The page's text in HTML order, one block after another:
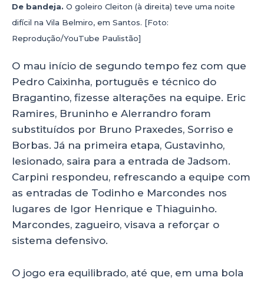
De bandeja. O goleiro Cleiton (à direita) teve uma noite
difícil na Vila Belmiro, em Santos. [Foto:
Reprodução/YouTube Paulistão]
O mau início de segundo tempo fez com que
Pedro Caixinha, português e técnico do
Bragantino, fizesse alterações na equipe. Eric
Ramires, Bruninho e Alerrandro foram
substituídos por Bruno Praxedes, Sorriso e
Borbas. Já na primeira etapa, Gustavinho,
lesionado, saira para a entrada de Jadsom.
Carpini respondeu, refrescando a equipe com
as entradas de Todinho e Marcondes nos
lugares de Igor Henrique e Thiaguinho.
Marcondes, zagueiro, visava a reforçar o
sistema defensivo.
O jogo era equilibrado, até que, em uma bola